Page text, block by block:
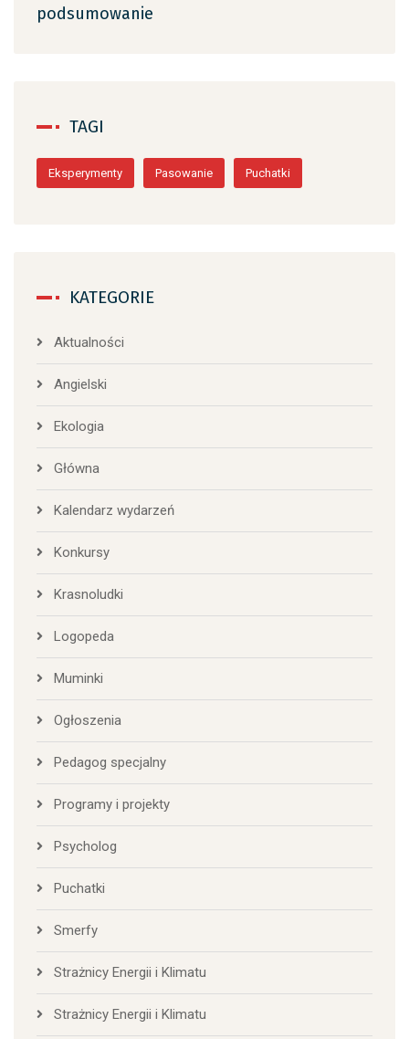
podsumowanie
TAGI
Eksperymenty Pasowanie Puchatki
KATEGORIE
Aktualności
Angielski
Ekologia
Główna
Kalendarz wydarzeń
Konkursy
Krasnoludki
Logopeda
Muminki
Ogłoszenia
Pedagog specjalny
Programy i projekty
Psycholog
Puchatki
Smerfy
Strażnicy Energii i Klimatu
Strażnicy Energii i Klimatu